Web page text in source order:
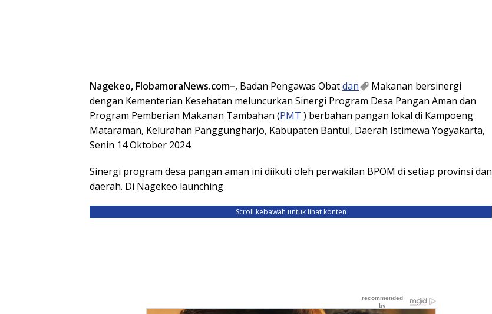
Nagekeo, FlobamoraNews.com–, Badan Pengawas Obatdan
Makanan bersinergi
dengan Kementerian Kesehatan meluncurkan Sinergi Program Desa Pangan Aman dan
Program Pemberian Makanan Tambahan (PMT ) berbahan pangan lokal di Kampoeng
Mataraman, Kelurahan Panggungharjo, Kabupaten Bantul, Daerah Istimewa Yogyakarta,
Senin 14 Oktober 2024.
Sinergi program desa pangan aman ini diikuti oleh perwakilan BPOM di setiap provinsi dan
daerah. Di Nagekeo launching
Scroll kebawah untuk lihat konten